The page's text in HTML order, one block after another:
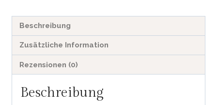
Beschreibung
Zusätzliche Information
Rezensionen (0)
Beschreibung